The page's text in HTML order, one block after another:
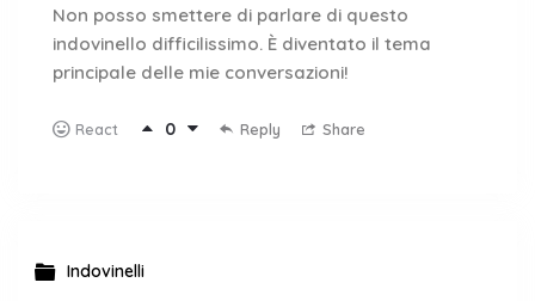
Non posso smettere di parlare di questo
indovinello difficilissimo. È diventato il tema
principale delle mie conversazioni!
React 0 Reply Share
Indovinelli